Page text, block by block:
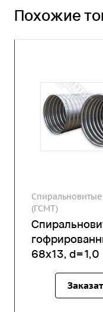
Похожие
(ГСМТ)
68х13, d=1,0